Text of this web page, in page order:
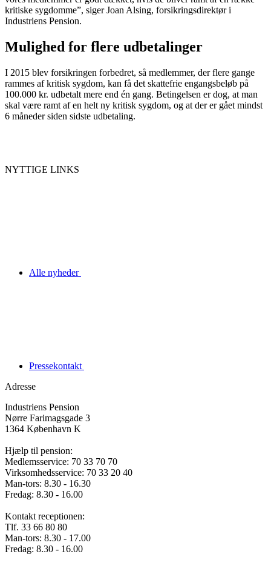
kritiske sygdomme”, siger Joan Alsing, forsikringsdirektør i
Industriens Pension.
Mulighed for flere udbetalinger
I 2015 blev forsikringen forbedret, så medlemmer, der flere gange
rammes af kritisk sygdom, kan få det skattefrie engangsbeløb på
100.000 kr. udbetalt mere end én gang. Betingelsen er dog, at man
skal være ramt af en helt ny kritisk sygdom, og at der er gået mindst
6 måneder siden sidste udbetaling.
NYTTIGE LINKS
Alle nyheder
Pressekontakt
Adresse
Industriens Pension
Nørre Farimagsgade 3
1364 København K
Hjælp til pension:
Medlemsservice: 70 33 70 70
Virksomhedsservice: 70 33 20 40
Man-tors: 8.30 - 16.30
Fredag: 8.30 - 16.00
Kontakt receptionen:
Tlf. 33 66 80 80
Man-tors: 8.30 - 17.00
Fredag: 8.30 - 16.00